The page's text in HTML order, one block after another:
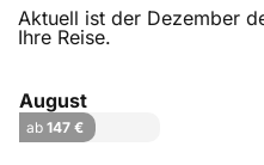
Aktuell ist der Dezember
Ihre Reise.
August
ab147 €